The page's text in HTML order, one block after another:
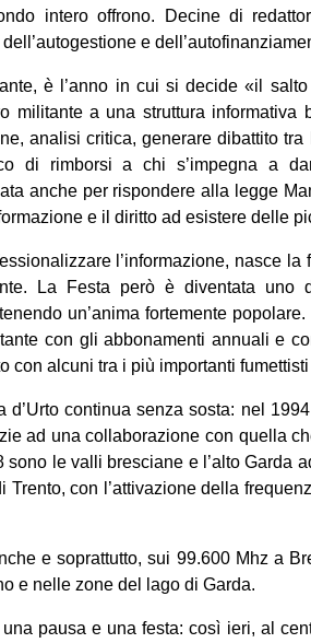
intero offrono. Decine di
e
è l’anno in cui si decide «il
militante a una struttura
analisi critica, generare dibattito
di rimborsi a chi s’impegna a
anche per rispondere alla legge
e il diritto ad esistere delle
l’informazione, nasce
La Festa però è diventata
un’anima fortemente
con gli abbonamenti annuali e
con alcuni tra i più importanti
d’Urto continua senza sosta: nel
ad una collaborazione con quella
le valli bresciane e l’alto Garda
Trento, con l’attivazione della
e soprattutto, sui 99.600 Mhz a
e nelle zone del lago di Garda.
pausa e una festa: così ieri, al